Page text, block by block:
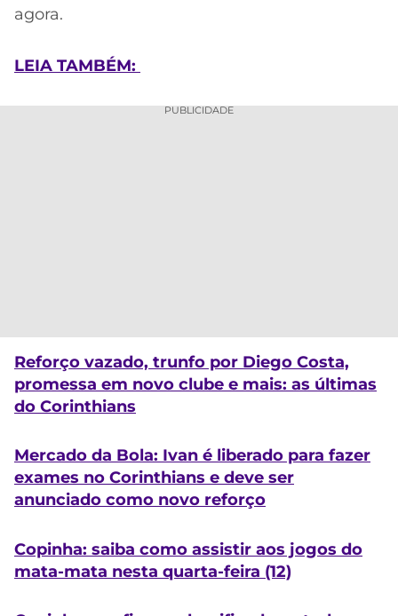
agora.
LEIA TAMBÉM:
PUBLICIDADE
Reforço vazado, trunfo por Diego Costa,
promessa em novo clube e mais: as últimas
do Corinthians
Mercado da Bola: Ivan é liberado para fazer
exames no Corinthians e deve ser
anunciado como novo reforço
Copinha: saiba como assistir aos jogos do
mata-mata nesta quarta-feira (12)